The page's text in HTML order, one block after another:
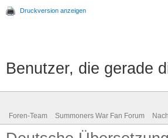
Druckversion anzeigen
Benutzer, die gerade
Foren-Team Summoners War Fan Forum